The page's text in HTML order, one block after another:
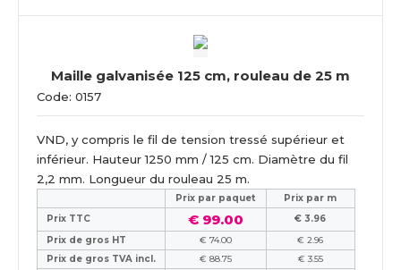
Maille galvanisée 125 cm, rouleau de 25 m
Code: 0157
VND, y compris le fil de tension tressé supérieur et
inférieur. Hauteur 1250 mm / 125 cm. Diamètre du fil
2,2 mm. Longueur du rouleau 25 m.
Prix ​​par paquet
Prix par m
Prix TTC
€ 99.00
€ 3.96
Prix de gros HT
€ 74.00
€ 2.96
Prix de gros TVA incl.
€ 88.75
€ 3.55